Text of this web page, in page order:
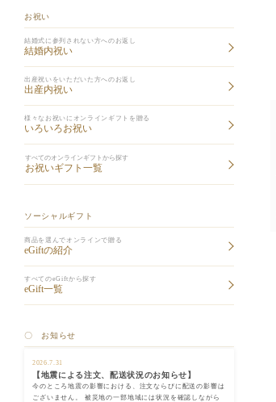
お祝い
結婚式に参列されない方へのお返し
結婚内祝い
出産祝いをいただいた方へのお返し
出産内祝い
様々なお祝いにオンラインギフトを贈る
いろいろお祝い
すべてのオンラインギフトから探す
お祝いギフト一覧
ソーシャルギフト
商品を選んでオンラインで贈る
eGiftの紹介
すべてのeGiftから探す
eGift一覧
〇 お知らせ
2026.7.31
【地震による注文、配送状況のお知らせ】
今のところ地震の影響における、注文ならびに配送の影響は
ございません。 被災地の一部地域には状況を確認しながら